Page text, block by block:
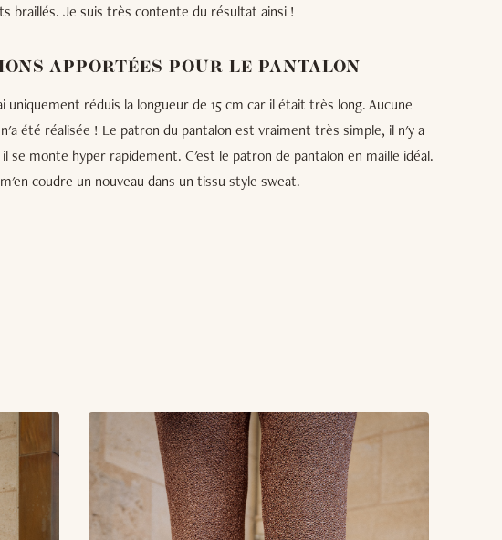
braillés. Je suis très contente du résultat ainsi !
APPORTÉES POUR LE PANTALON
uniquement réduis la longueur de 15 cm car il était très long. Aucune
été réalisée ! Le patron du pantalon est vraiment très simple, il n'y a
se monte hyper rapidement. C'est le patron de pantalon en maille idéal.
coudre un nouveau dans un tissu style sweat.